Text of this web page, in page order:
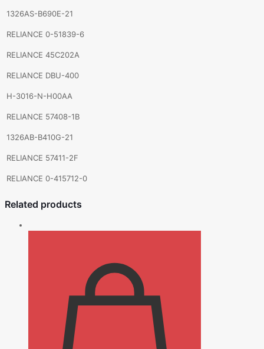
1326AS-B690E-21
RELIANCE 0-51839-6
RELIANCE 45C202A
RELIANCE DBU-400
H-3016-N-H00AA
RELIANCE 57408-1B
1326AB-B410G-21
RELIANCE 57411-2F
RELIANCE 0-415712-0
Related products